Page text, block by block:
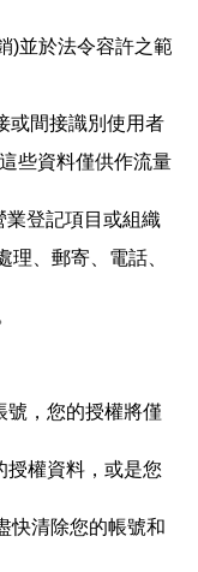
)並於法令容許之範
或間接識別使用者
些資料僅供作流量
業登記項目或組織
、郵寄、電話、
號，您的授權將僅
授權資料，或是您
快清除您的帳號和